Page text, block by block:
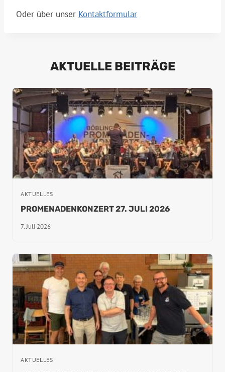
Oder über unser Kontaktformular
AKTUELLE BEITRÄGE
AKTUELLES
PROMENADENKONZERT 27. JULI 2026
7. Juli 2026
AKTUELLES